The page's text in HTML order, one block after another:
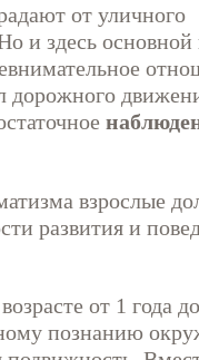
от уличного
и здесь
дорожного
взрослые
развития и
от 1 года
познанию